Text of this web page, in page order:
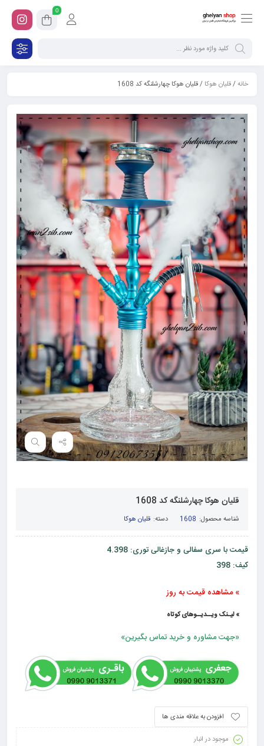
0
خانه/قلیان هوکا / قلیان هوکا چهارشلنگه کد 1608
قلیان هوکا چهارشلنگه کد 1608
شناسه محصول: 1608 دسته: قلیان هوکا
قیمت با سری سفالی و جازغالی توری: 4.398
کیف: 398
» مشاهده قیمت به روز
» لیـنک ویــدیــوهای کوتاه
«جهت مشاوره و خرید تماس بگیرین»
افزودن به علاقه مندی ها
موجود در انبار